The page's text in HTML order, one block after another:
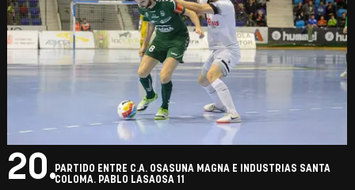
20.PARTIDO ENTRE C.A. OSASUNA MAGNA E INDUSTRIAS SANTA
COLOMA. PABLO LASAOSA 11